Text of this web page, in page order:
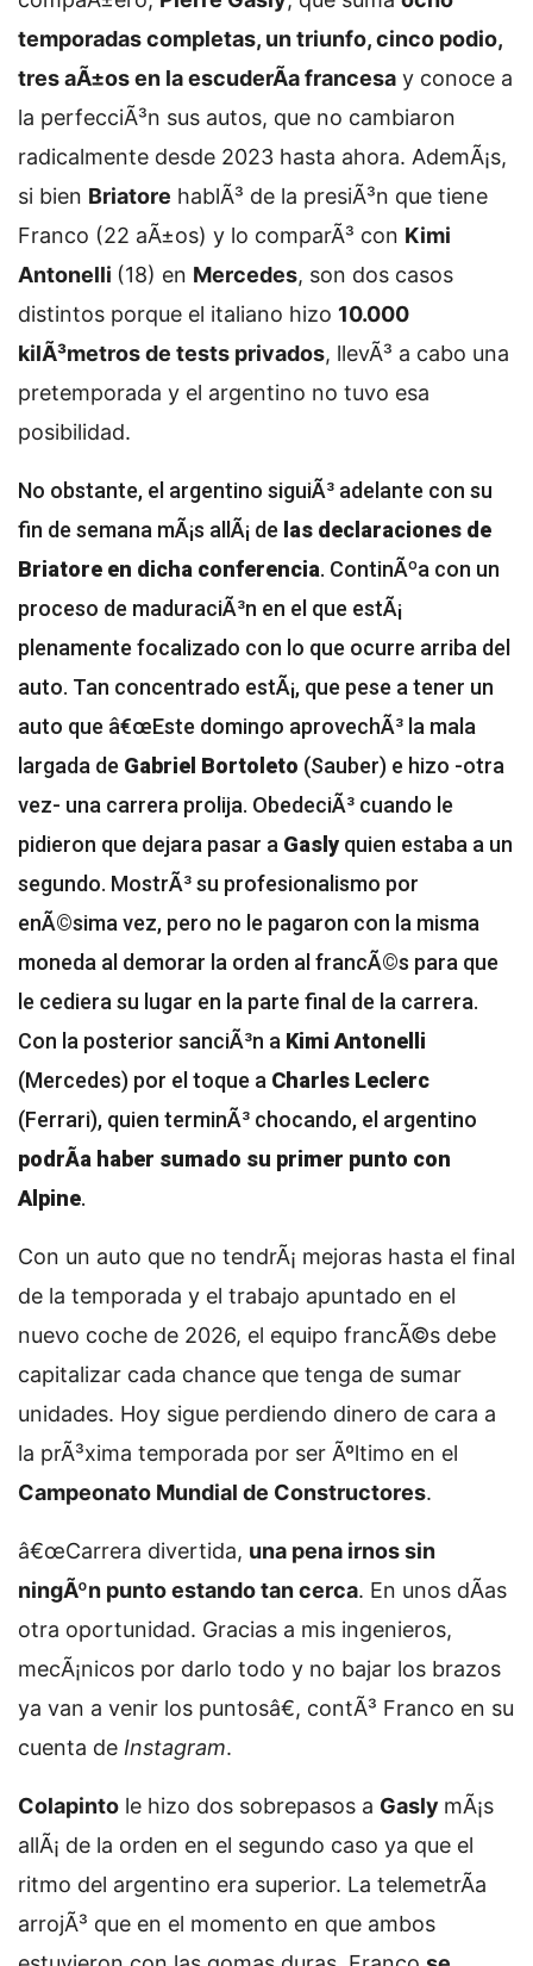
temporadas completas, un triunfo, cinco podio,
tres aÃ±os en la escuderÃ­a francesa y conoce a
la perfecciÃ³n sus autos, que no cambiaron
radicalmente desde 2023 hasta ahora. AdemÃ¡s,
si bien Briatore hablÃ³ de la presiÃ³n que tiene
Franco (22 aÃ±os) y lo comparÃ³ con Kimi
Antonelli (18) en Mercedes, son dos casos
distintos porque el italiano hizo 10.000
kilÃ³metros de tests privados, llevÃ³ a cabo una
pretemporada y el argentino no tuvo esa
posibilidad.
No obstante, el argentino siguiÃ³ adelante con su
fin de semana mÃ¡s allÃ¡ de las declaraciones de
Briatore en dicha conferencia. ContinÃºa con un
proceso de maduraciÃ³n en el que estÃ¡
plenamente focalizado con lo que ocurre arriba del
auto. Tan concentrado estÃ¡, que pese a tener un
auto que â€œEste domingo aprovechÃ³ la mala
largada de Gabriel Bortoleto (Sauber) e hizo -otra
vez- una carrera prolija. ObedeciÃ³ cuando le
pidieron que dejara pasar a Gasly quien estaba a un
segundo. MostrÃ³ su profesionalismo por
enÃ©sima vez, pero no le pagaron con la misma
moneda al demorar la orden al francÃ©s para que
le cediera su lugar en la parte final de la carrera.
Con la posterior sanciÃ³n a Kimi Antonelli
(Mercedes) por el toque a Charles Leclerc
(Ferrari), quien terminÃ³ chocando, el argentino
podrÃ­a haber sumado su primer punto con
Alpine.
Con un auto que no tendrÃ¡ mejoras hasta el final
de la temporada y el trabajo apuntado en el
nuevo coche de 2026, el equipo francÃ©s debe
capitalizar cada chance que tenga de sumar
unidades. Hoy sigue perdiendo dinero de cara a
la prÃ³xima temporada por ser Ãºltimo en el
Campeonato Mundial de Constructores.
â€œCarrera divertida, una pena irnos sin
ningÃºn punto estando tan cerca. En unos dÃ­as
otra oportunidad. Gracias a mis ingenieros,
mecÃ¡nicos por darlo todo y no bajar los brazos
ya van a venir los puntosâ€, contÃ³ Franco en su
cuenta de Instagram.
Colapinto le hizo dos sobrepasos a Gasly mÃ¡s
allÃ¡ de la orden en el segundo caso ya que el
ritmo del argentino era superior. La telemetrÃ­a
arrojÃ³ que en el momento en que ambos